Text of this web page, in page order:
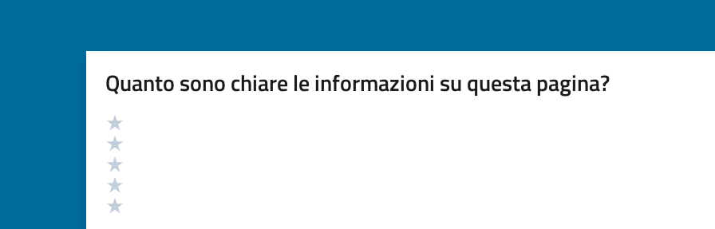
Quanto sono chiare le informazioni su questa pagina?
Valutazione